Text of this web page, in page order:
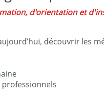
d'orientation et
découvrir les